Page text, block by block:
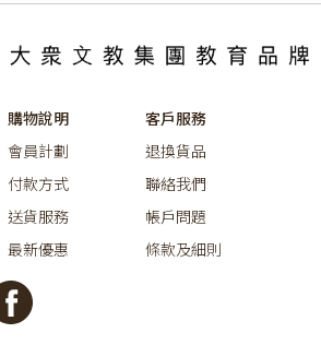
購物說明
會員計劃
付款方式
送貨服務
最新優惠
客戶服務
退換貨品
聯絡我們
帳戶問題
條款及細則